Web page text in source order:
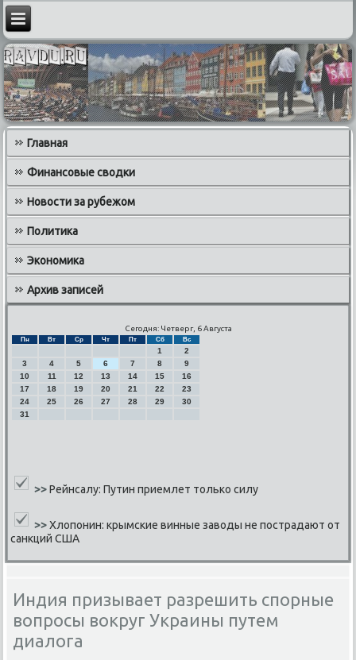
Главная
Финансовые сводки
Новости за рубежом
Политика
Экономика
Архив записей
Сегодня: Четверг, 6 Августа
Пн Вт Ср Чт Пт Сб Вс
1
2
3
4 5 6 7 8
9
10
11 12 13 14 15
16
17
18 19 20 21 22
23
24
25 26 27 28 29
30
31
>>Рейнсалу: Путин приемлет только силу
>>Хлопонин: крымские винные заводы не пострадают от
санкций США
Индия призывает разрешить спорные
вопросы вокруг Украины путем
диалога